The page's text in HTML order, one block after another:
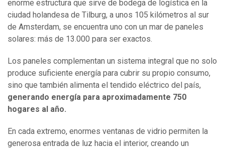
enorme estructura que sirve de bodega de logística en la
ciudad holandesa de Tilburg, a unos 105 kilómetros al sur
de Amsterdam, se encuentra uno con un mar de paneles
solares: más de 13.000 para ser exactos.
Los paneles complementan un sistema integral que no solo
produce suficiente energía para cubrir su propio consumo,
sino que también alimenta el tendido eléctrico del país,
generando energía para aproximadamente 750
hogares al año.
En cada extremo, enormes ventanas de vidrio permiten la
generosa entrada de luz hacia el interior, creando un